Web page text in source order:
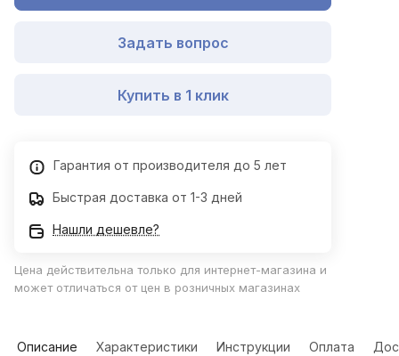
Задать вопрос
Купить в 1 клик
Гарантия от производителя до 5 лет
Быстрая доставка от 1-3 дней
Нашли дешевле?
Цена действительна только для интернет-магазина и
может отличаться от цен в розничных магазинах
Описание Характеристики Инструкции Оплата